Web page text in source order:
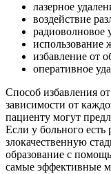
лазерное
воздействие
радиоволновое
использование
избавление от
оперативное
Способ избавления
зависимости от
пациенту могут
Если у больного есть
злокачественную
образование с
самые эффективные